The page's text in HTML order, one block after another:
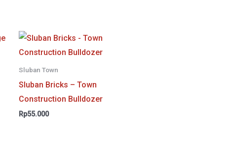
Sluban Town
Sluban Bricks – Town
Construction Bulldozer
Rp55.000